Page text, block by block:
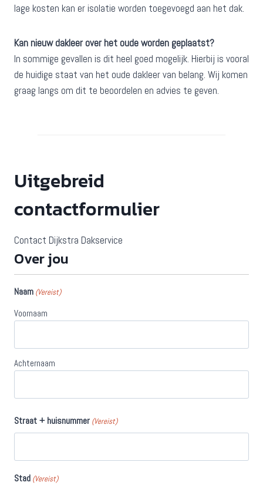
lage kosten kan er isolatie worden toegevoegd aan het dak.
Kan nieuw dakleer over het oude worden geplaatst?
In sommige gevallen is dit heel goed mogelijk. Hierbij is vooral
de huidige staat van het oude dakleer van belang. Wij komen
graag langs om dit te beoordelen en advies te geven.
Uitgebreid
contactformulier
Contact Dijkstra Dakservice
Over jou
Naam (Vereist)
Voornaam
Achternaam
Straat + huisnummer (Vereist)
Stad (Vereist)